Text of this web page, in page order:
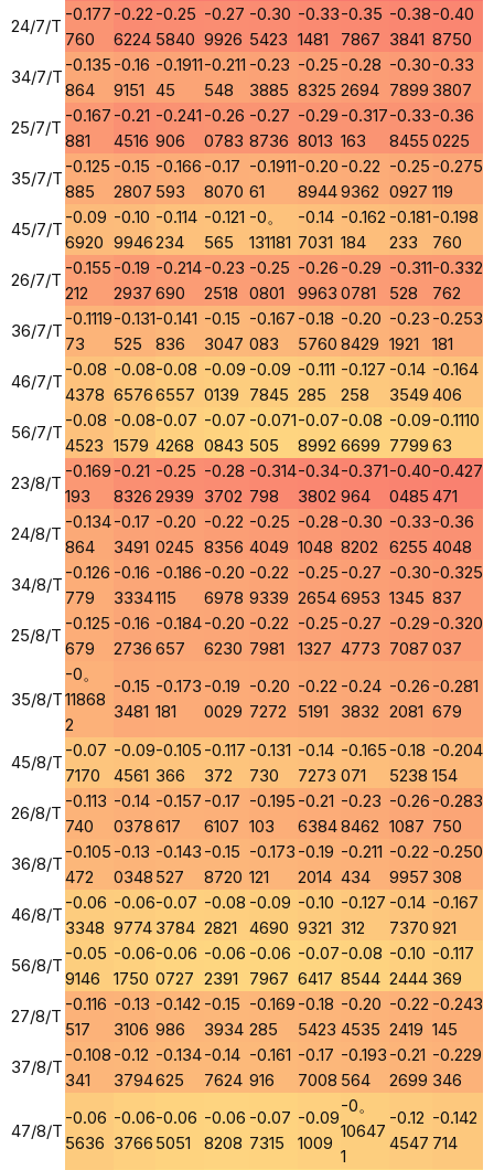
24/7/T
-0.177
760
-0.22
6224
-0.25
5840
-0.27
9926
-0.30
5423
-0.33
1481
-0.35
7867
-0.38
3841
-0.40
8750
34/7/T
-0.135
864
-0.16
9151
-0.1911
45
-0.211
548
-0.23
3885
-0.25
8325
-0.28
2694
-0.30
7899
-0.33
3807
25/7/T
-0.167
881
-0.21
4516
-0.241
906
-0.26
0783
-0.27
8736
-0.29
8013
-0.317
163
-0.33
8455
-0.36
0225
35/7/T
-0.125
885
-0.15
2807
-0.166
593
-0.17
8070
-0.1911
61
-0.20
8944
-0.22
9362
-0.25
0927
-0.275
119
45/7/T
-0.09
6920
-0.10
9946
-0.114
234
-0.121
565
-0。
131181
-0.14
7031
-0.162
184
-0.181
233
-0.198
760
26/7/T
-0.155
212
-0.19
2937
-0.214
690
-0.23
2518
-0.25
0801
-0.26
9963
-0.29
0781
-0.311
528
-0.332
762
36/7/T
-0.1119
73
-0.131
525
-0.141
836
-0.15
3047
-0.167
083
-0.18
5760
-0.20
8429
-0.23
1921
-0.253
181
46/7/T
-0.08
4378
-0.08
6576
-0.08
6557
-0.09
0139
-0.09
7845
-0.111
285
-0.127
258
-0.14
3549
-0.164
406
56/7/T
-0.08
4523
-0.08
1579
-0.07
4268
-0.07
0843
-0.071
505
-0.07
8992
-0.08
6699
-0.09
7799
-0.1110
63
23/8/T
-0.169
193
-0.21
8326
-0.25
2939
-0.28
3702
-0.314
798
-0.34
3802
-0.371
964
-0.40
0485
-0.427
471
24/8/T
-0.134
864
-0.17
3491
-0.20
0245
-0.22
8356
-0.25
4049
-0.28
1048
-0.30
8202
-0.33
6255
-0.36
4048
34/8/T
-0.126
779
-0.16
3334
-0.186
115
-0.20
6978
-0.22
9339
-0.25
2654
-0.27
6953
-0.30
1345
-0.325
837
25/8/T
-0.125
679
-0.16
2736
-0.184
657
-0.20
6230
-0.22
7981
-0.25
1327
-0.27
4773
-0.29
7087
-0.320
037
35/8/T
-0。
11868
2
-0.15
3481
-0.173
181
-0.19
0029
-0.20
7272
-0.22
5191
-0.24
3832
-0.26
2081
-0.281
679
45/8/T
-0.07
7170
-0.09
4561
-0.105
366
-0.117
372
-0.131
730
-0.14
7273
-0.165
071
-0.18
5238
-0.204
154
26/8/T
-0.113
740
-0.14
0378
-0.157
617
-0.17
6107
-0.195
103
-0.21
6384
-0.23
8462
-0.26
1087
-0.283
750
36/8/T
-0.105
472
-0.13
0348
-0.143
527
-0.15
8720
-0.173
121
-0.19
2014
-0.211
434
-0.22
9957
-0.250
308
46/8/T
-0.06
3348
-0.06
9774
-0.07
3784
-0.08
2821
-0.09
4690
-0.10
9321
-0.127
312
-0.14
7370
-0.167
921
56/8/T
-0.05
9146
-0.06
1750
-0.06
0727
-0.06
2391
-0.06
7967
-0.07
6417
-0.08
8544
-0.10
2444
-0.117
369
27/8/T
-0.116
517
-0.13
3106
-0.142
986
-0.15
3934
-0.169
285
-0.18
5423
-0.20
4535
-0.22
2419
-0.243
145
37/8/T
-0.108
341
-0.12
3794
-0.134
625
-0.14
7624
-0.161
916
-0.17
7008
-0.193
564
-0.21
2699
-0.229
346
47/8/T
-0.06
5636
-0.06
3766
-0.06
5051
-0.06
8208
-0.07
7315
-0.09
1009
-0。
10647
1
-0.12
4547
-0.142
714